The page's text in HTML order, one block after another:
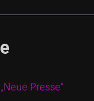
Presse“